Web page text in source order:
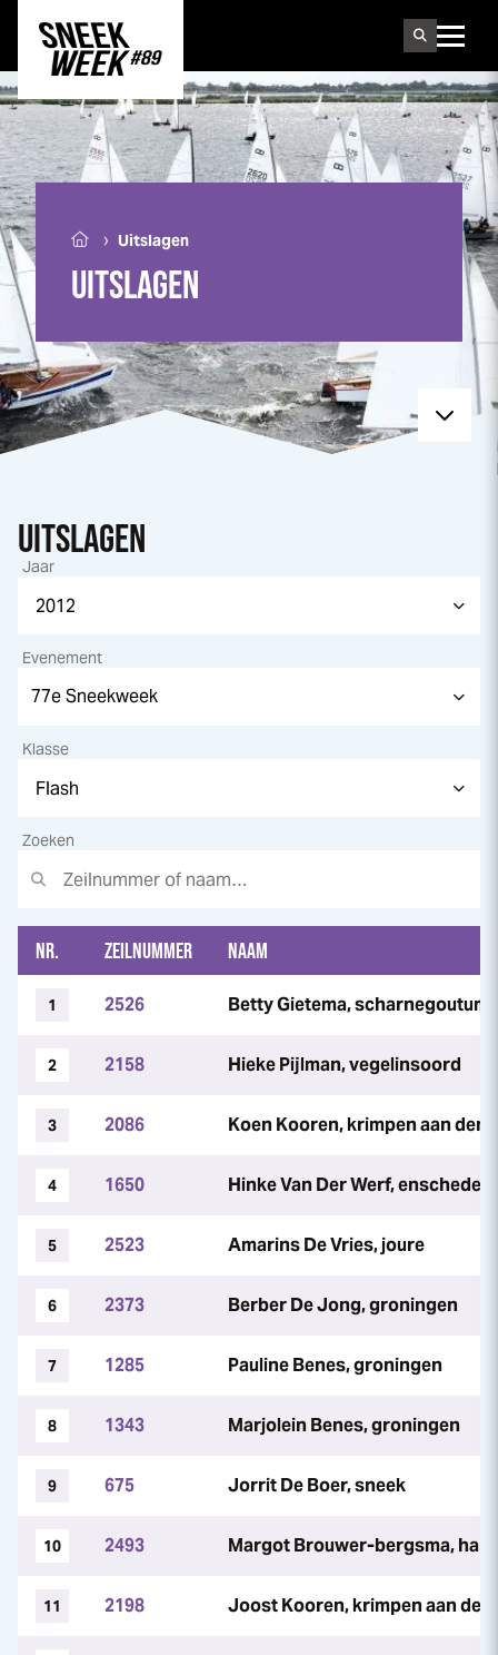
UITSLAGEN
› Uitslagen
UITSLAGEN
Jaar
Evenement
Klasse
Zoeken
NR. ZEILNUMMER NAAM
1 2526 Betty Gietema, scharnegoutum
2 2158 Hieke Pijlman, vegelinsoord
3 2086 Koen Kooren, krimpen aan den
4 1650 Hinke Van Der Werf, enschede
5 2523 Amarins De Vries, joure
6 2373 Berber De Jong, groningen
7 1285 Pauline Benes, groningen
8 1343 Marjolein Benes, groningen
9 675 Jorrit De Boer, sneek
10 2493 Margot Brouwer-bergsma,
11 2198 Joost Kooren, krimpen aan den